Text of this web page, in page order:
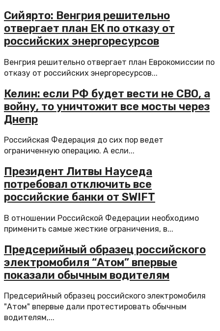
Сийярто: Венгрия решительно
отвергает план ЕК по отказу от
российских энергоресурсов
Венгрия решительно отвергает план Еврокомиссии по
отказу от российских энергоресурсов...
Келин: если РФ будет вести не СВО, а
войну, то уничтожит все мосты через
Днепр
Российская Федерация до сих пор ведет
ограниченную операцию. А если...
Президент Литвы Науседа
потребовал отключить все
российские банки от SWIFT
В отношении Российской Федерации необходимо
применить самые жесткие ограничения, в...
Предсерийный образец российского
электромобиля “Атом” впервые
показали обычным водителям
Предсерийный образец российского электромобиля
"Атом" впервые дали протестировать обычным
водителям,...